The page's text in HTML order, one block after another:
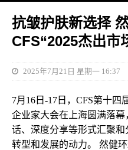
抗皱护肤新选择
CFS“2025杰出市
2025年7月21日 星期一 16:37
7月16日-17日，CFS第十四
企业家大会在上海圆满落
话、深度分享等形式汇聚
转型和发展的动力。 然健